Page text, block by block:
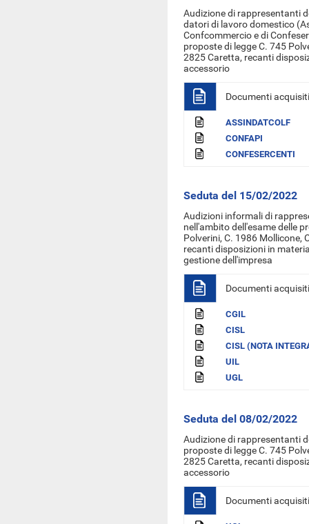
Audizione di rappresentanti
datori di lavoro domestico
Confcommercio e di
proposte di legge C. 745
2825 Caretta, recanti
accessorio
Documenti acquisiti
ASSINDATCOLF
CONFAPI
CONFESERCENTI
Seduta del 15/02/2022
Audizioni informali di
nell'ambito dell'esame delle
Polverini, C. 1986 Mollicone,
recanti disposizioni in
gestione dell'impresa
Documenti acquisiti
CGIL
CISL
CISL (NOTA
UIL
UGL
Seduta del 08/02/2022
Audizione di rappresentanti
proposte di legge C. 745
2825 Caretta, recanti
accessorio
Documenti acquisiti